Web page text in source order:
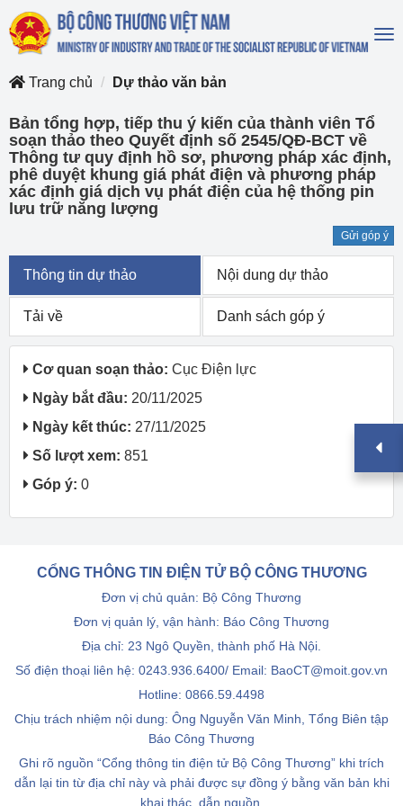
Trang chủ
Dự thảo văn bản
Bản tổng hợp, tiếp thu ý kiến của thành viên Tổ
soạn thảo theo Quyết định số 2545/QĐ-BCT về
Thông tư quy định hồ sơ, phương pháp xác định,
phê duyệt khung giá phát điện và phương pháp
xác định giá dịch vụ phát điện của hệ thống pin
lưu trữ năng lượng
Thông tin dự thảo Nội dung dự thảo
Tải về Danh sách góp ý
Cơ quan soạn thảo: Cục Điện lực
Ngày bắt đầu: 20/11/2025
Ngày kết thúc: 27/11/2025
Số lượt xem: 851
Góp ý: 0
Gửi góp ý
CỔNG THÔNG TIN ĐIỆN TỬ BỘ CÔNG THƯƠNG
Đơn vị chủ quản: Bộ Công Thương
Đơn vị quản lý, vận hành: Báo Công Thương
Địa chỉ: 23 Ngô Quyền, thành phố Hà Nội.
Số điện thoại liên hệ: 0243.936.6400/ Email: BaoCT@moit.gov.vn
Hotline: 0866.59.4498
Chịu trách nhiệm nội dung: Ông Nguyễn Văn Minh, Tổng Biên tập
Báo Công Thương
Ghi rõ nguồn “Cổng thông tin điện tử Bộ Công Thương” khi trích
dẫn lại tin từ địa chỉ này và phải được sự đồng ý bằng văn bản khi
khai thác, dẫn nguồn.